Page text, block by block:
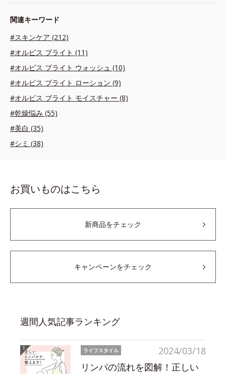
関連キーワード
#スキンケア (212)
#オルビス ブライト (11)
#オルビス ブライト ウォッシュ (10)
#オルビス ブライト ローション (9)
#オルビス ブライト モイスチャー (8)
#乾燥悩み (55)
#美白 (35)
#シミ (38)
お買いものはこちら
新商品をチェック
キャンペーンをチェック
週間人気記事ランキング
2024/03/18
ライフスタイル
リンパの流れを図解！正しい